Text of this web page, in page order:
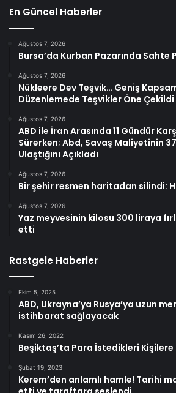
En Güncel Haberler
Ağustos 7, 2026
Bursa’da Kurban Pazarında Sahte
Ağustos 7, 2026
Nükleere Dev Teşvik… Geniş
Düzenlemede Teşvikler Öne Çekildi
Ağustos 7, 2026
ABD ile İran Arasında 11 Gündür
Sürerken; Abd, Savaş Maliyetinin
Ulaştığını Açıkladı
Ağustos 7, 2026
Bir şehir resmen haritadan silindi:
Ağustos 7, 2026
Yaz meyvesinin kilosu 300 liraya
etti
Rastgele Haberler
Ekim 5, 2025
ABD, Ukrayna’ya Rusya’ya uzun
istihbarat sağlayacak
Kasım 26, 2022
Beşiktaş’ta Para İstedikleri Kişilere
Şubat 19, 2023
Kerem’den anlamlı hamle! Tarihi